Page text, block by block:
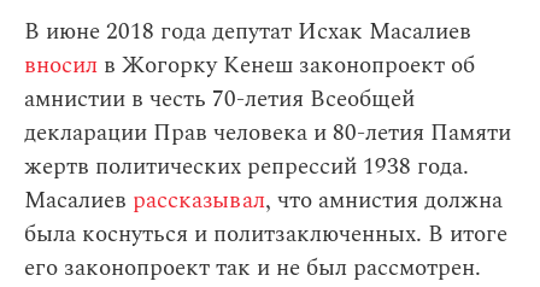
В июне 2018 года депутат Исхак Масалиев
вносил в Жогорку Кенеш законопроект об
амнистии в честь 70-летия Всеобщей
декларации Прав человека и 80-летия Памяти
жертв политических репрессий 1938 года.
Масалиев рассказывал, что амнистия должна
была коснуться и политзаключенных. В итоге
его законопроект так и не был рассмотрен.